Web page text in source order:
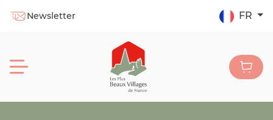
Newsletter FR